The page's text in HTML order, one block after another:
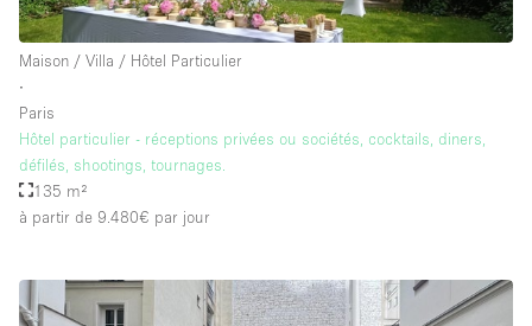
Maison / Villa / Hôtel Particulier
∙
Paris
Hôtel particulier - réceptions privées ou sociétés, cocktails, diners,
défilés, shootings, tournages.
135 m²
à partir de 9.480€ par jour